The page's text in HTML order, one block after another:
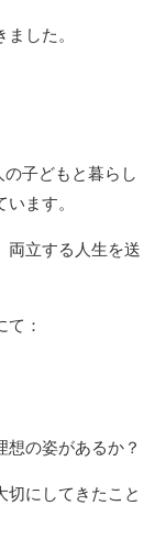
した。
子どもと暮らし
ます。
両立する人生を送
：
の姿があるか？
切にしてきたこと